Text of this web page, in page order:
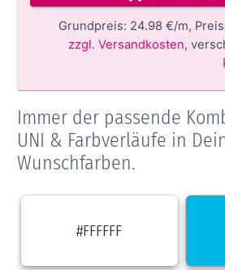
Grundpreis: 24.98 €/m,
zzgl. Versandkosten,
Immer der passende
UNI & Farbverläufe in
Wunschfarben.
#FFFFFF